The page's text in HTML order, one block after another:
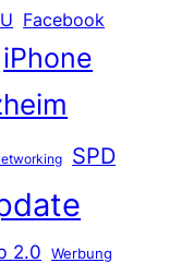
Facebook
iPhone
SPD
2.0 Werbung